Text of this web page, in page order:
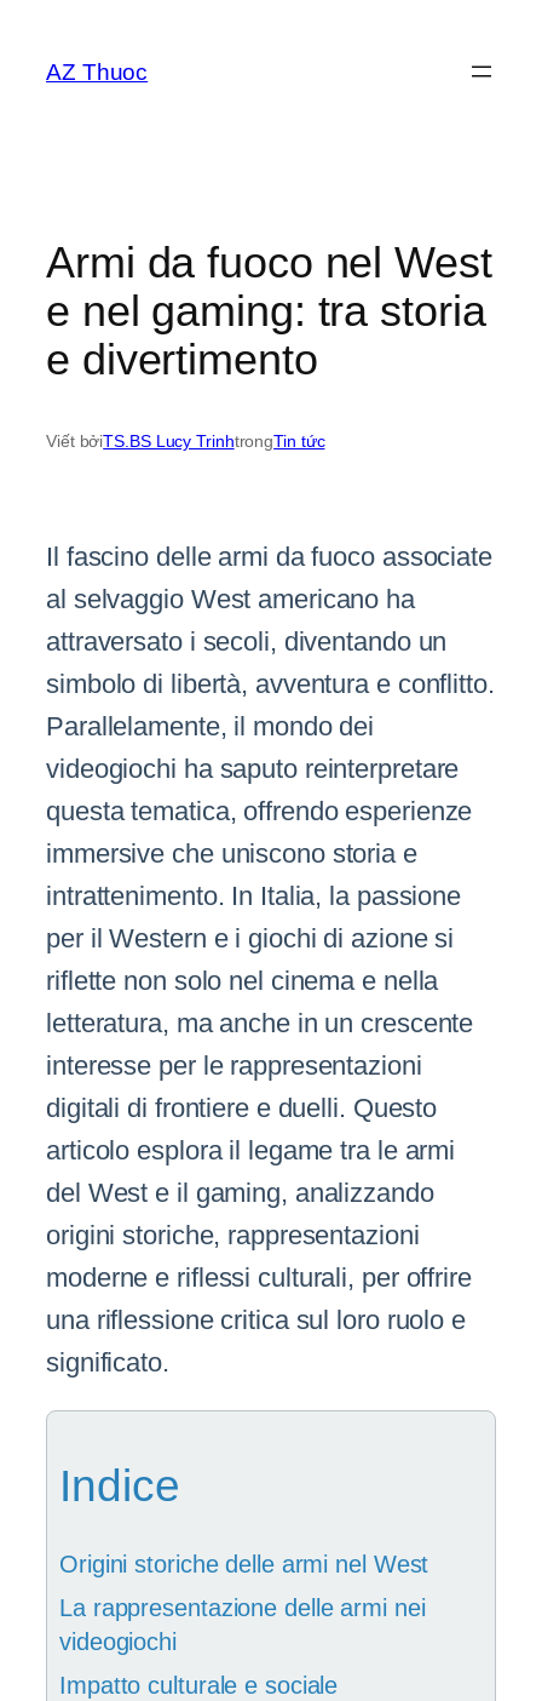
phầnAZ Thuoc
Armi da fuoco nel West
e nel gaming: tra storia
e divertimento
Viết bởiTS.BS Lucy TrinhtrongTin tức
Il fascino delle armi da fuoco associate
al selvaggio West americano ha
attraversato i secoli, diventando un
simbolo di libertà, avventura e conflitto.
Parallelamente, il mondo dei
videogiochi ha saputo reinterpretare
questa tematica, offrendo esperienze
immersive che uniscono storia e
intrattenimento. In Italia, la passione
per il Western e i giochi di azione si
riflette non solo nel cinema e nella
letteratura, ma anche in un crescente
interesse per le rappresentazioni
digitali di frontiere e duelli. Questo
articolo esplora il legame tra le armi
del West e il gaming, analizzando
origini storiche, rappresentazioni
moderne e riflessi culturali, per offrire
una riflessione critica sul loro ruolo e
significato.
Indice
Origini storiche delle armi nel West
La rappresentazione delle armi nei
videogiochi
Impatto culturale e sociale